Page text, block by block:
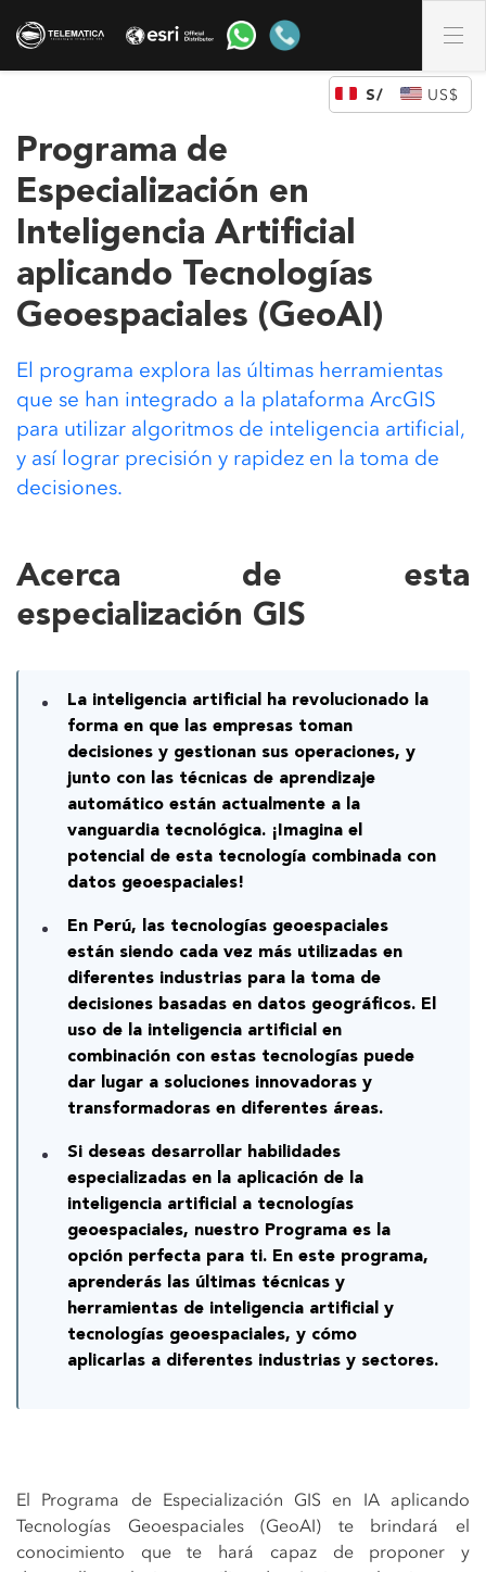
Programa de
Especialización en
Inteligencia Artificial
aplicando Tecnologías
Geoespaciales (GeoAI)
El programa explora las últimas herramientas
que se han integrado a la plataforma ArcGIS
para utilizar algoritmos de inteligencia artificial,
y así lograr precisión y rapidez en la toma de
decisiones.
Acerca de esta
especialización GIS
La inteligencia artificial ha revolucionado la
forma en que las empresas toman
decisiones y gestionan sus operaciones, y
junto conlas técnicas de aprendizaje
automático están actualmente a la
vanguardia tecnológica. ¡Imagina el
potencial de esta tecnología combinada con
datos geoespaciales!
En Perú, las tecnologías geoespaciales
están siendo cada vez más utilizadas en
diferentes industrias para la toma de
decisiones basadas en datos geográficos. El
uso de la inteligencia artificial en
combinación con estas tecnologías puede
dar lugar a soluciones innovadoras y
transformadoras en diferentes áreas.
Si deseas desarrollar habilidades
especializadas en la aplicación de la
inteligencia artificial a tecnologías
geoespaciales, nuestro Programa es la
opción perfecta para ti. En este programa,
aprenderás las últimas técnicas y
herramientas de inteligencia artificial y
tecnologías geoespaciales, y cómo
aplicarlas a diferentes industrias y sectores.
El Programa de Especialización GIS en IA aplicando
Tecnologías Geoespaciales (GeoAI) te brindará el
conocimiento que te hará capaz de proponer y